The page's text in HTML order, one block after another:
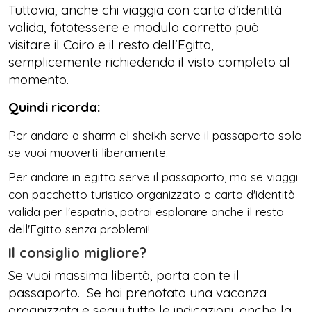
Tuttavia, anche chi viaggia con carta d'identità
valida, fototessere e modulo corretto può
visitare il Cairo e il resto dell'Egitto,
semplicemente richiedendo il visto completo al
momento.
Quindi ricorda:
Per andare a sharm el sheikh serve il passaporto solo
se vuoi muoverti liberamente.
Per andare in egitto serve il passaporto, ma se viaggi
con pacchetto turistico organizzato e carta d'identità
valida per l'espatrio, potrai esplorare anche il resto
dell'Egitto senza problemi!
Il consiglio migliore?
Se vuoi massima libertà, porta con te il
passaporto. Se hai prenotato una vacanza